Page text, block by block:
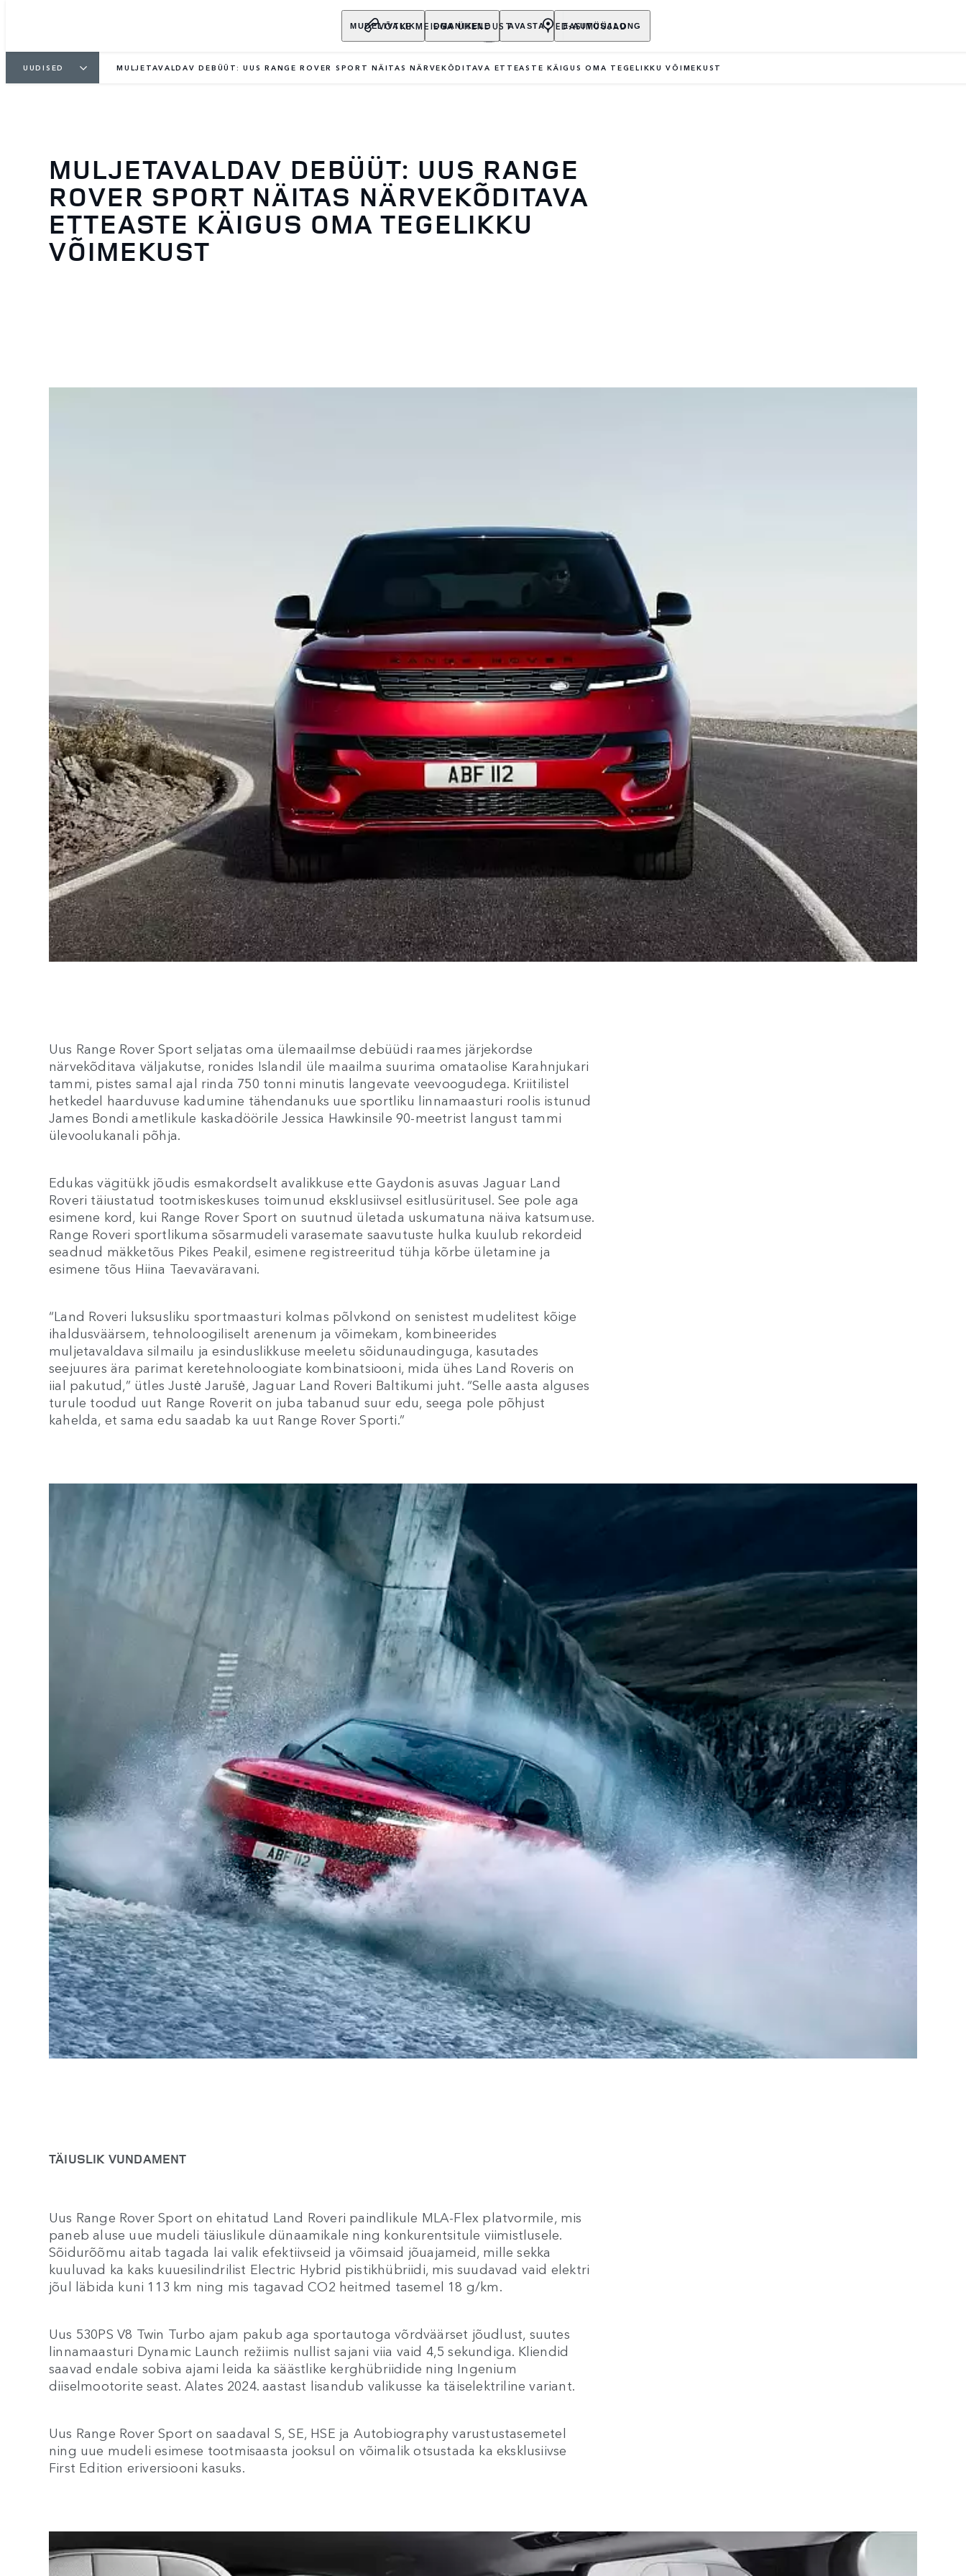
MUDELIVALIK OMANIKELE AVASTA E-AUTOSALONG
VÕTKE MEIEGA ÜHENDUST EDASIMÜÜJAD
UUDISED MULJETAVALDAV DEBÜÜT: UUS RANGE ROVER SPORT NÄITAS NÄRVEKÕDITAVA ETTEASTE KÄIGUS OMA TEGELIKKU VÕIMEKUST
MULJETAVALDAV DEBÜÜT: UUS RANGE
ROVER SPORT NÄITAS NÄRVEKÕDITAVA
ETTEASTE KÄIGUS OMA TEGELIKKU
VÕIMEKUST
Uus Range Rover Sport seljatas oma ülemaailmse debüüdi raames järjekordse
närvekõditava väljakutse, ronides Islandil üle maailma suurima omataolise Karahnjukari
tammi, pistes samal ajal rinda 750 tonni minutis langevate veevoogudega. Kriitilistel
hetkedel haarduvuse kadumine tähendanuks uue sportliku linnamaasturi roolis istunud
James Bondi ametlikule kaskadöörile Jessica Hawkinsile 90-meetrist langust tammi
ülevoolukanali põhja.
Edukas vägitükk jõudis esmakordselt avalikkuse ette Gaydonis asuvas Jaguar Land
Roveri täiustatud tootmiskeskuses toimunud eksklusiivsel esitlusüritusel. See pole aga
esimene kord, kui Range Rover Sport on suutnud ületada uskumatuna näiva katsumuse.
Range Roveri sportlikuma sõsarmudeli varasemate saavutuste hulka kuulub rekordeid
seadnud mäkketõus Pikes Peakil, esimene registreeritud tühja kõrbe ületamine ja
esimene tõus Hiina Taevaväravani.
“Land Roveri luksusliku sportmaasturi kolmas põlvkond on senistest mudelitest kõige
ihaldusväärsem, tehnoloogiliselt arenenum ja võimekam, kombineerides
muljetavaldava silmailu ja esinduslikkuse meeletu sõidunaudinguga, kasutades
seejuures ära parimat keretehnoloogiate kombinatsiooni, mida ühes Land Roveris on
iial pakutud,” ütles Justė Jarušė, Jaguar Land Roveri Baltikumi juht. “Selle aasta alguses
turule toodud uut Range Roverit on juba tabanud suur edu, seega pole põhjust
kahelda, et sama edu saadab ka uut Range Rover Sporti.”
TÄIUSLIK VUNDAMENT
Uus Range Rover Sport on ehitatud Land Roveri paindlikule MLA-Flex platvormile, mis
paneb aluse uue mudeli täiuslikule dünaamikale ning konkurentsitule viimistlusele.
Sõidurõõmu aitab tagada lai valik efektiivseid ja võimsaid jõuajameid, mille sekka
kuuluvad ka kaks kuuesilindrilist Electric Hybrid pistikhübriidi, mis suudavad vaid elektri
jõul läbida kuni 113 km ning mis tagavad CO2 heitmed tasemel 18 g/km.
Uus 530PS V8 Twin Turbo ajam pakub aga sportautoga võrdväärset jõudlust, suutes
linnamaasturi Dynamic Launch režiimis nullist sajani viia vaid 4,5 sekundiga. Kliendid
saavad endale sobiva ajami leida ka säästlike kerghübriidide ning Ingenium
diiselmootorite seast. Alates 2024. aastast lisandub valikusse ka täiselektriline variant.
Uus Range Rover Sport on saadaval S, SE, HSE ja Autobiography varustustasemetel
ning uue mudeli esimese tootmisaasta jooksul on võimalik otsustada ka eksklusiivse
First Edition eriversiooni kasuks.